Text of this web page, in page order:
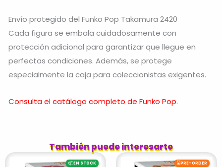
Envío protegido del Funko Pop Takamura 2420
Cada figura se embala cuidadosamente con
protección adicional para garantizar que llegue en
perfectas condiciones. Además, se protege
especialmente la caja para coleccionistas exigentes.
Consulta el catálogo completo de Funko Pop.
También puede interesarte
📦EN STOCK ⌛PRE-ORDER